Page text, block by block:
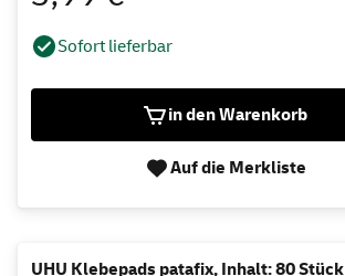
Sofort lieferbar
in den Warenkorb
Auf die Merkliste
UHU Klebepads patafix, Inhalt: 80 Stück